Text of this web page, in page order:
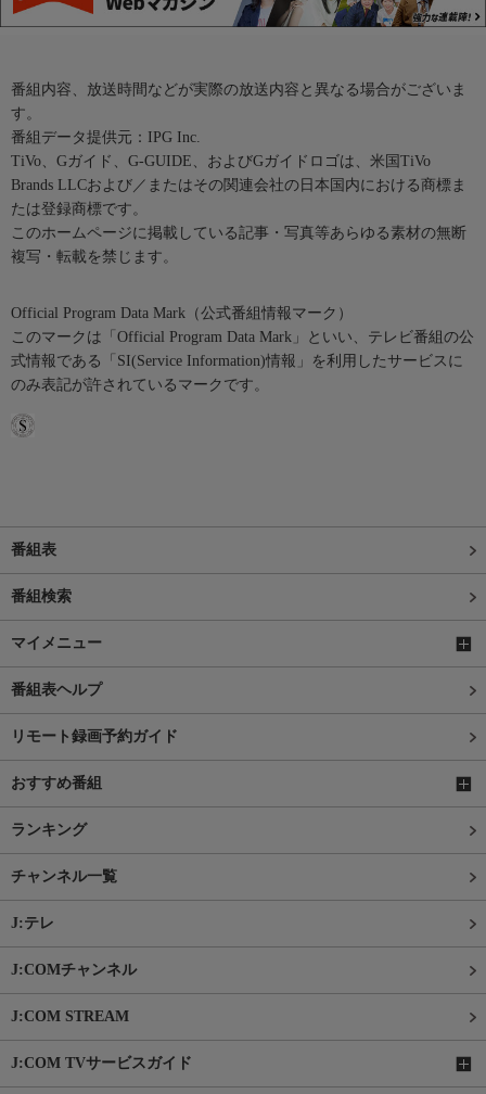
番組内容、放送時間などが実際の放送内容と異なる場合がございま
す。
番組データ提供元：IPG Inc.
TiVo、Gガイド、G-GUIDE、およびGガイドロゴは、米国TiVo
Brands LLCおよび／またはその関連会社の日本国内における商標ま
たは登録商標です。
このホームページに掲載している記事・写真等あらゆる素材の無断
複写・転載を禁じます。
Official Program Data Mark（公式番組情報マーク）
このマークは「Official Program Data Mark」といい、テレビ番組の公
式情報である「SI(Service Information)情報」を利用したサービスに
のみ表記が許されているマークです。
番組表
番組検索
マイメニュー
番組表ヘルプ
リモート録画予約ガイド
おすすめ番組
ランキング
チャンネル一覧
J:テレ
J:COMチャンネル
J:COM STREAM
J:COM TVサービスガイド